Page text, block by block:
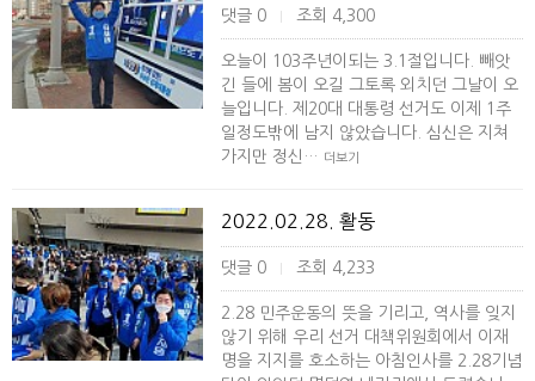
댓글 0 조회 4,300
오늘이 103주년이되는 3.1절입니다. 빼앗
긴 들에 봄이 오길 그토록 외치던 그날이 오
늘입니다. 제20대 대통령 선거도 이제 1주
일정도밖에 남지 않았습니다. 심신은 지쳐
가지만 정신…
더보기
2022.02.28. 활동
댓글 0 조회 4,233
2.28 민주운동의 뜻을 기리고, 역사를 잊지
않기 위해 우리 선거 대책위원회에서 이재
명을 지지를 호소하는 아침인사를 2.28기념